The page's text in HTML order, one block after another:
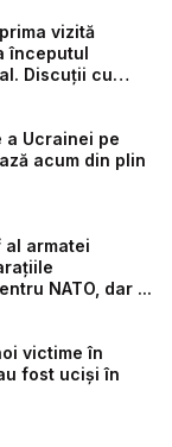
vizită
începutul
Discuții cu
Ucrainei pe
acum din plin
al armatei
NATO, dar ...
victime în
fost uciși în